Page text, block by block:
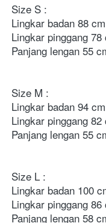
Size S :
Lingkar badan 88 cm
Lingkar pinggang 78
Panjang lengan 55
Size M :
Lingkar badan 94 cm
Lingkar pinggang 82
Panjang lengan 55
Size L :
Lingkar badan 100
Lingkar pinggang 86
Panjang lengan 58